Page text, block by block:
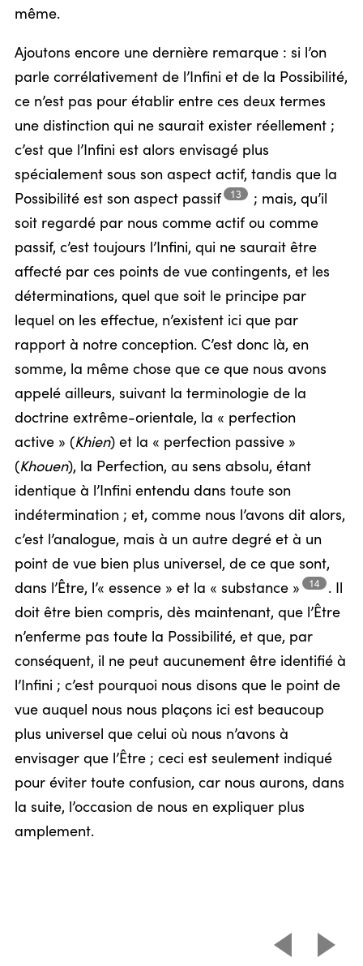
même.
Ajoutons encore une dernière remarque : si l’on
parle corrélativement de l’Infini et de la Possibilité,
ce n’est pas pour établir entre ces deux termes
une distinction qui ne saurait exister réellement ;
c’est que l’Infini est alors envisagé plus
spécialement sous son aspect actif, tandis que la
Possibilité est son aspect passif 13 ; mais, qu’il
soit regardé par nous comme actif ou comme
passif, c’est toujours l’Infini, qui ne saurait être
affecté par ces points de vue contingents, et les
déterminations, quel que soit le principe par
lequel on les effectue, n’existent ici que par
rapport à notre conception. C’est donc là, en
somme, la même chose que ce que nous avons
appelé ailleurs, suivant la terminologie de la
doctrine extrême-orientale, la « perfection
active » (Khien) et la « perfection passive »
(Khouen), la Perfection, au sens absolu, étant
identique à l’Infini entendu dans toute son
indétermination ; et, comme nous l’avons dit alors,
c’est l’analogue, mais à un autre degré et à un
point de vue bien plus universel, de ce que sont,
dans l’Être, l’« essence » et la « substance » 14 .Il
doit être bien compris, dès maintenant, que l’Être
n’enferme pas toute la Possibilité, et que, par
conséquent, il ne peut aucunement être identifié à
l’Infini ; c’est pourquoi nous disons que le point de
vue auquel nous nous plaçons ici est beaucoup
plus universel que celui où nous n’avons à
envisager que l’Être ; ceci est seulement indiqué
pour éviter toute confusion, car nous aurons, dans
la suite, l’occasion de nous en expliquer plus
amplement.